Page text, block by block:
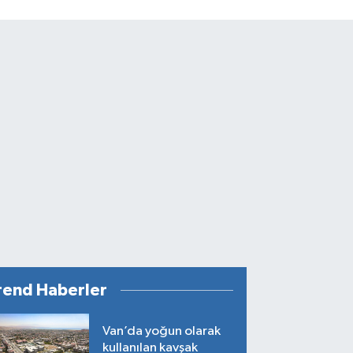
Haberler
Van’da yoğun olarak
kullanılan kavşak